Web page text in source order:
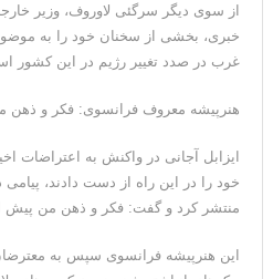
از سوی دیگر سرگئی لاوروف، وزیر
خبری، بخشی از سخنان خود را به
غرب در صدد تغییر رژیم در این کشور
هنرپیشه معروف فرانسوی: فکر و ذهن
ایزابل آجانی در واکنش به اعتراضات
خود را در این راه از دست دادند،
منتشر کرد و گفت: فکر و ذهن من پیش
این هنرپیشه فرانسوی سپس به